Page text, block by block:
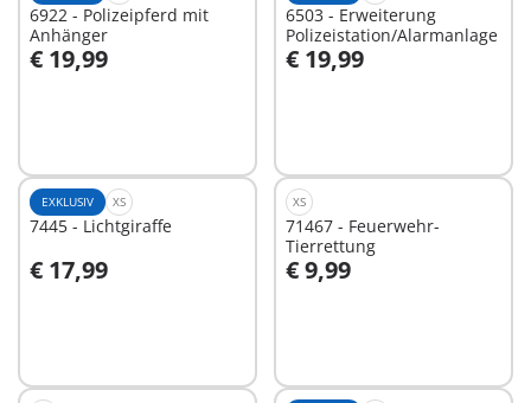
6922 - Polizeipferd mit
Anhänger
€ 19,99
In den Warenkorb
6503 - Erweiterung
Polizeistation/Alarmanlage
€ 19,99
In den Warenkorb
EXKLUSIV XS
7445 - Lichtgiraffe
€ 17,99
In den Warenkorb
XS
71467 - Feuerwehr-
Tierrettung
€ 9,99
In den Warenkorb